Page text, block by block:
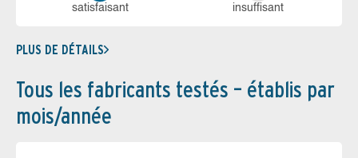
sa­tis­fai­sant in­suf­fi­sant
PLUS DE DÉTAILS
Tous les fabricants testés – établis par
mois/année